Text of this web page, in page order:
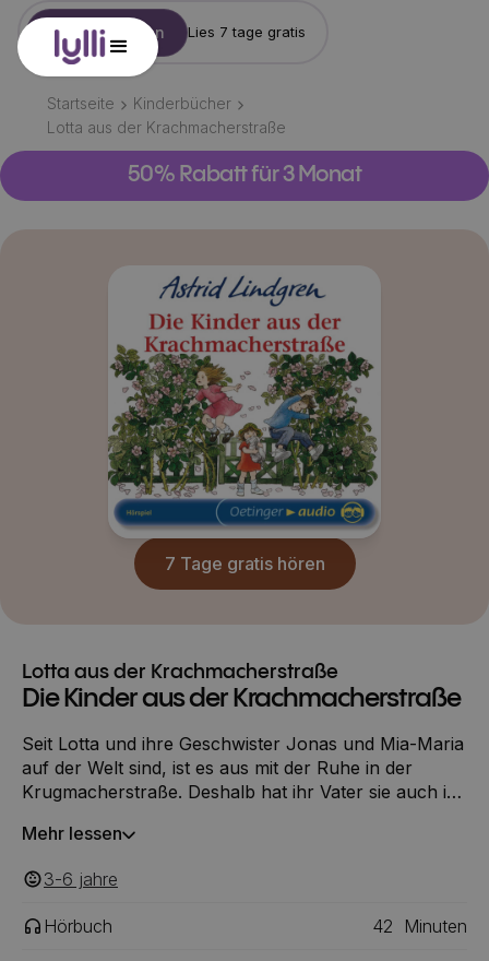
Konto erstellen Lies 7 tage gratis
Startseite
Kinderbücher
Lotta aus der Krachmacherstraße
50% Rabatt für 3 Monat
7 Tage gratis hören
Lotta aus der Krachmacherstraße
Die Kinder aus der Krachmacherstraße
Seit Lotta und ihre Geschwister Jonas und Mia-Maria
auf der Welt sind, ist es aus mit der Ruhe in der
Krugmacherstraße. Deshalb hat ihr Vater sie auch in
nur lustig bei ihnen, finden die Kinder: Sie picknicken
Nachbarhaus, verwandeln das Kinderzimmer in ein
Mehr lessen
3-6 ‎‎ jahre
Hörbuch 42 Minuten